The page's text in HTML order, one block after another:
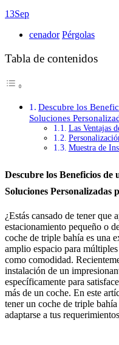
13Sep
cenador Pérgolas
Tabla de contenidos
Descubre los
Soluciones
Las Ventajas
Muestra de
Descubre los Beneficios
Soluciones Personalizadas
¿Estás cansado de tener que
estacionamiento pequeño o
coche de triple bahía es una
amplio espacio para
como comodidad.
instalación de un
específicamente para
más de un coche. En este
tener un coche de triple
adaptarse a tus